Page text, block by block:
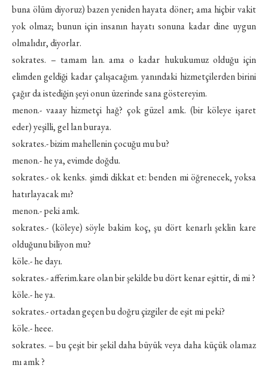
buna ölüm diyoruz) bazen yeniden hayata döner; ama hiçbir vakit
yok olmaz; bunun için insanın hayatı sonuna kadar dine uygun
olmalıdır, diyorlar.
sokrates. – tamam lan. ama o kadar hukukumuz olduğu için
elimden geldiği kadar çalışacağım. yanındaki hizmetçilerden birini
çağır da istediğin şeyi onun üzerinde sana göstereyim.
menon.- vaaay hizmetçi hağ? çok güzel amk. (bir köleye işaret
eder) yeşilli, gel lan buraya.
sokrates.- bizim mahellenin çocuğu mu bu?
menon.- he ya, evimde doğdu.
sokrates.- ok kenks. şimdi dikkat et: benden mi öğrenecek, yoksa
hatırlayacak mı?
menon.- peki amk.
sokrates.- (köleye) söyle bakim koç, şu dört kenarlı şeklin kare
olduğunu biliyon mu?
köle.- he dayı.
sokrates.- afferim.kare olan bir şekilde bu dört kenar eşittir, di mi ?
köle.- he ya.
sokrates.- ortadan geçen bu doğru çizgiler de eşit mi peki?
köle.- heee.
sokrates. – bu çeşit bir şekil daha büyük veya daha küçük olamaz
mı amk ?